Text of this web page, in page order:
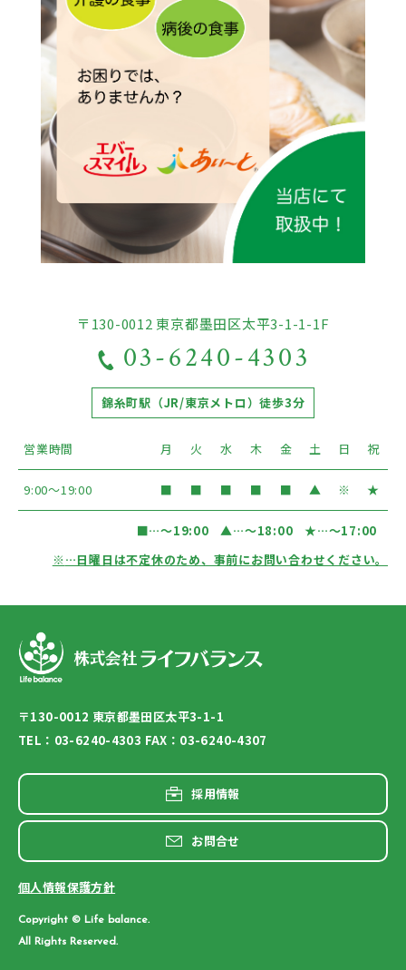
〒130-0012 東京都墨田区太平3-1-1-1F
03-6240-4303
錦糸町駅（JR/東京メトロ）徒歩3分
営業時間 月 火 水 木 金 土 日 祝
9:00〜19:00 ■ ■ ■ ■ ■ ▲ ※ ★
■…〜19:00 ▲…〜18:00 ★…〜17:00
※ …日曜日は不定休のため、事前にお問い合わせください。
〒130-0012 東京都墨田区太平3-1-1
TEL：03-6240-4303 FAX：03-6240-4307
採用情報
お問合せ
個人情報保護方針
Copyright © Life balance.
All Rights Reserved.